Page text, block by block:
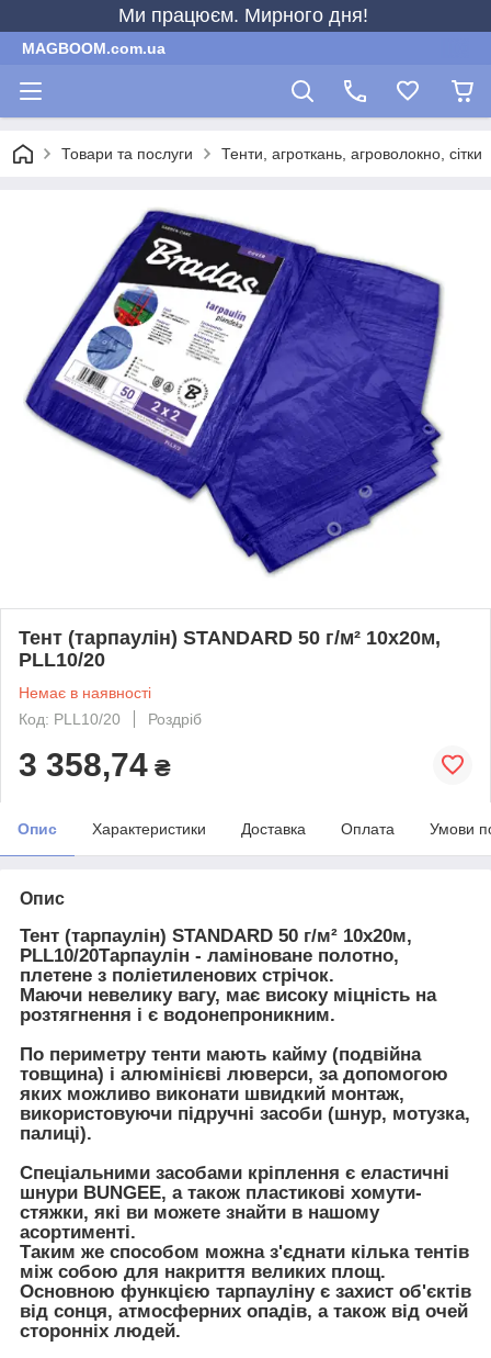
Ми працюєм. Мирного дня!
MAGBOOM.com.ua
Товари та послуги Тенти, агроткань, агроволокно, сітки
Тент (тарпаулін) STANDARD 50 г/м² 10х20м,
PLL10/20
Немає в наявності
Код: PLL10/20
Роздріб
3 358,74 ₴
Опис Характеристики Доставка Оплата Умови
Опис
Тент (тарпаулін) STANDARD 50 г/м² 10х20м,
PLL10/20Тарпаулін - ламіноване полотно,
плетене з поліетиленових стрічок.
Маючи невелику вагу, має високу міцність на
розтягнення і є водонепроникним.
По периметру тенти мають кайму (подвійна
товщина) і алюмінієві люверси, за допомогою
яких можливо виконати швидкий монтаж,
використовуючи підручні засоби (шнур, мотузка,
палиці).
Спеціальними засобами кріплення є еластичні
шнури BUNGEE, а також пластикові хомути-
стяжки, які ви можете знайти в нашому
асортименті.
Таким же способом можна з'єднати кілька тентів
між собою для накриття великих площ.
Основною функцією тарпауліну є захист об'єктів
від сонця, атмосферних опадів, а також від очей
сторонніх людей.